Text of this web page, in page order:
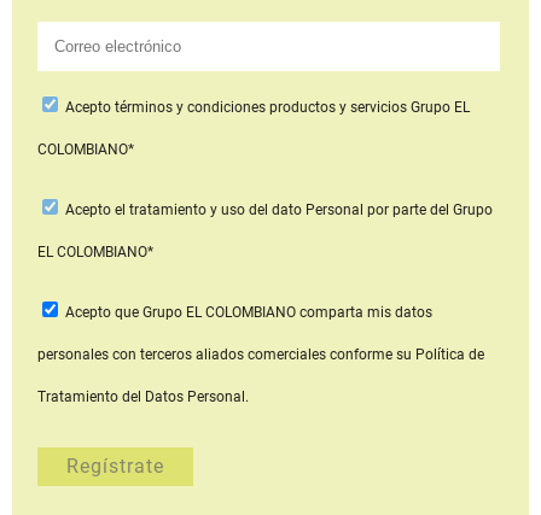
Aceptotérminos y condiciones productos y serviciosGrupo EL
COLOMBIANO*
Acepto el tratamiento y uso del dato Personal por parte del Grupo
EL COLOMBIANO*
Acepto que Grupo EL COLOMBIANOcomparta mis datos
personales con terceros aliados comerciales conforme su Política de
Tratamiento del Datos Personal.